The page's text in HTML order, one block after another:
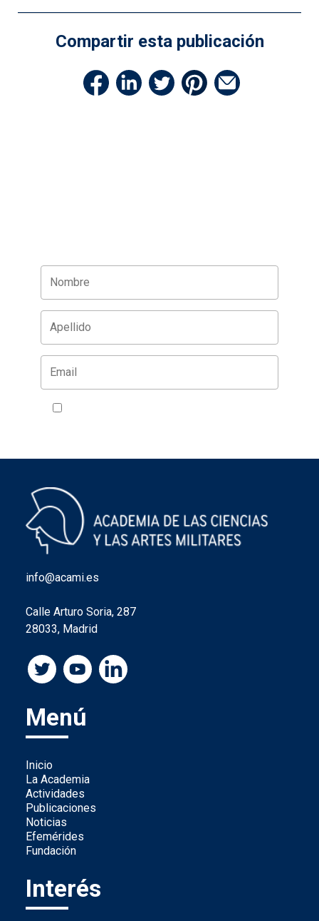
Compartir esta publicación
info@acami.es
Calle Arturo Soria, 287
28033, Madrid
Menú
Inicio
La Academia
Actividades
Publicaciones
Noticias
Efemérides
Fundación
Interés